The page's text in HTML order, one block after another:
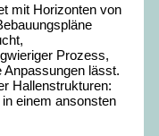
mit Horizonten von
Prozess,
lässt.
Hallenstrukturen:
einem ansonsten